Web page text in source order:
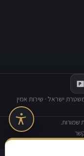
ישראל · שירות אמין
שמורות.